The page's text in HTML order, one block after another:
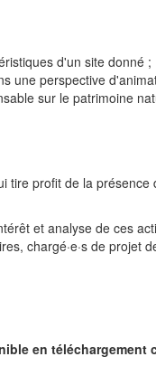
d'un site donné ;
une perspective
sur le patrimoine
profit de la
et analyse de ces
chargé·e·s de
en téléchargement